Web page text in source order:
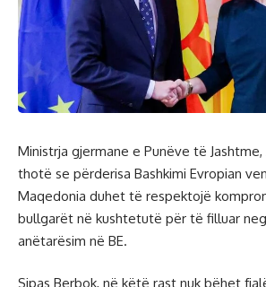
Ministrja gjermane e Punëve të Jashtme,
thotë se përderisa Bashkimi Evropian
Maqedonia duhet të respektojë
bullgarët në kushtetutë për të filluar
anëtarësim në BE.
Sipas Berbok, në këtë rast nuk bëhet